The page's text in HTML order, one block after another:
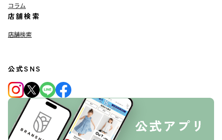
コラム
店舗検索
店舗検索
公式SNS